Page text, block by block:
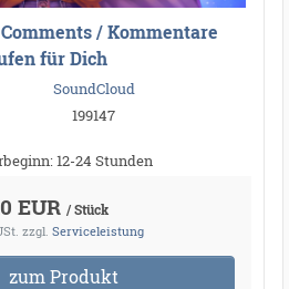
/ Kommentare
für Dich
SoundCloud
199147
12-24 Stunden
EUR / Stück
zzgl. Serviceleistung
zum Produkt